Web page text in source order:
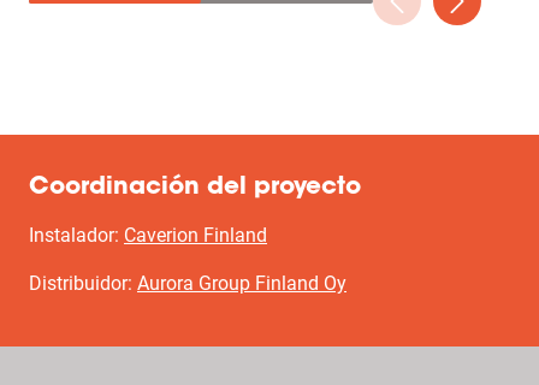
Coordinación del proyecto
Instalador: Caverion Finland
Distribuidor: Aurora Group Finland Oy